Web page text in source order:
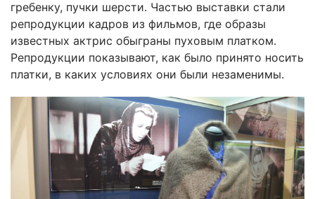
гребенку, пучки шерсти. Частью выставки стали
репродукции кадров из фильмов, где образы
известных актрис обыграны пуховым платком.
Репродукции показывают, как было принято носить
платки, в каких условиях они были незаменимы.